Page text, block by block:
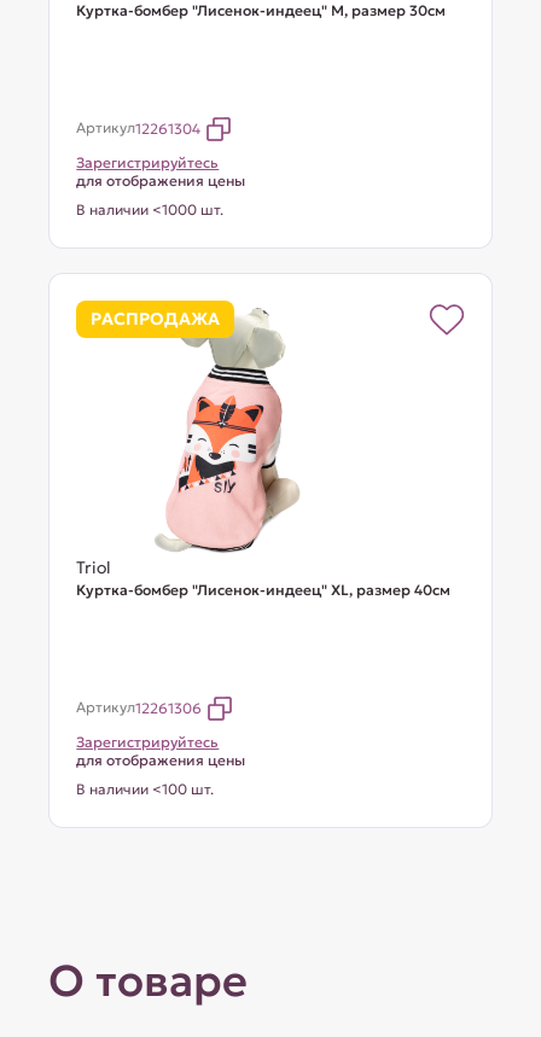
Куртка-бомбер "Лисенок-индеец" M, размер 30см
Артикул12261304
Зарегистрируйтесь
для отображения цены
В наличии <1000 шт.
РАСПРОДАЖА
Triol
Куртка-бомбер "Лисенок-индеец" XL, размер 40см
Артикул12261306
Зарегистрируйтесь
для отображения цены
В наличии <100 шт.
О товаре